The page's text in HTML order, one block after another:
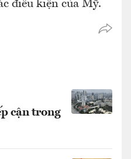
điều kiện của Mỹ.
cận trong